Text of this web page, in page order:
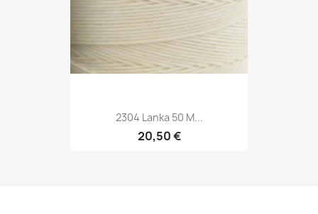
2304 Lanka 50 M...
20,50 €